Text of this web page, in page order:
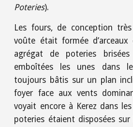
Poteries).
Les fours, de conception
voûte était formée
agrégat de poteries
emboîtées les unes dans
toujours bâtis sur un plan
foyer face aux vents
voyait encore à Kerez dans
poteries étaient disposées